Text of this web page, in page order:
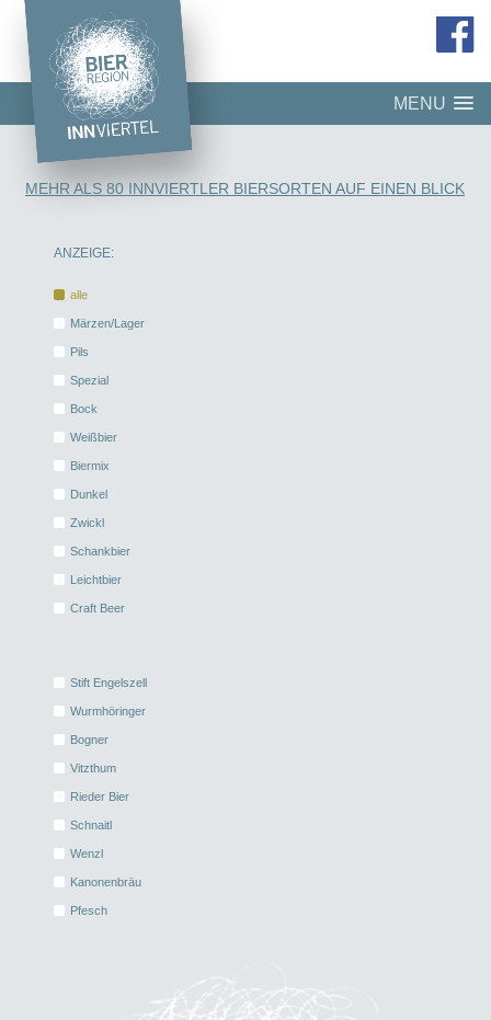
MENU
MEHR ALS 80 INNVIERTLER BIERSORTEN AUF EINEN BLICK
ANZEIGE:
alle
Märzen/Lager
Pils
Spezial
Bock
Weißbier
Biermix
Dunkel
Zwickl
Schankbier
Leichtbier
Craft Beer
Stift Engelszell
Wurmhöringer
Bogner
Vitzthum
Rieder Bier
Schnaitl
Wenzl
Kanonenbräu
Pfesch